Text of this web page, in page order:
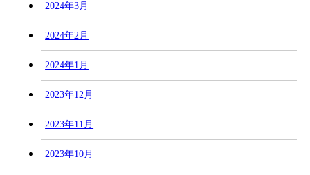
2024年3月
2024年2月
2024年1月
2023年12月
2023年11月
2023年10月